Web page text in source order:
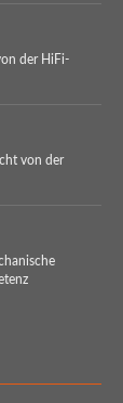
der HiFi-
von der